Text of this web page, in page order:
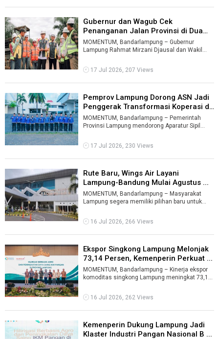
Gubernur dan Wagub Cek
Penanganan Jalan Provinsi di Dua
Lokasi Be ...
MOMENTUM, Bandarlampung – Gubernur
Lampung Rahmat Mirzani Djausal dan Wakil
mengecek ...
17 Jul 2026, 207 Views
Pemprov Lampung Dorong ASN Jadi
Penggerak Transformasi Koperasi d
...
MOMENTUM, Bandarlampung – Pemerintah
Provinsi Lampung mendorong Aparatur Sipil
17 Jul 2026, 230 Views
Rute Baru, Wings Air Layani
Lampung-Bandung Mulai Agustus ...
MOMENTUM, Bandarlampung – Masyarakat
Lampung segera memiliki pilihan baru untuk
16 Jul 2026, 266 Views
Ekspor Singkong Lampung Melonjak
73,14 Persen, Kemenperin Perkuat ...
MOMENTUM, Bandarlampung – Kinerja ekspor
komoditas singkong Lampung meningkat 73,14
16 Jul 2026, 262 Views
Kemenperin Dukung Lampung Jadi
Klaster Industri Pangan Nasional B ...